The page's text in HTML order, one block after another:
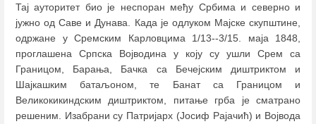
Тај ауторитет био је неспоран међу Србима и северно и
јужно од Саве и Дунава. Када је одлуком Мајске скупштине,
одржане у Сремским Карловцима 1/13--3/15. маја 1848,
проглашена Српска Војводина у коју су ушли Срем са
Границом, Барања, Бачка са Бечејским диштриктом и
Шајкашким батаљоном, те Банат са Границом и
Великокикиндским диштриктом, питање грба је сматрано
решеним. Изабрани су Патријарх (Јосиф Рајачић) и Војвода